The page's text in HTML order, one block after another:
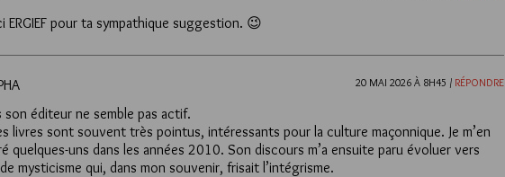
ERGIEF pour ta sympathique suggestion. 😉
20 MAI 2026 À 8H45 / RÉPONDRE
son éditeur ne semble pas actif.
livres sont souvent très pointus, intéressants pour la culture maçonnique. Je m’en
quelques-uns dans les années 2010. Son discours m’a ensuite paru évoluer vers
mysticisme qui, dans mon souvenir, frisait l’intégrisme.